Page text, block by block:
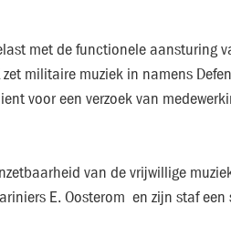
met de functionele aansturing
militaire muziek in namens
voor een verzoek van
van de vrijwillige
E. Oosterom en zijn staf een